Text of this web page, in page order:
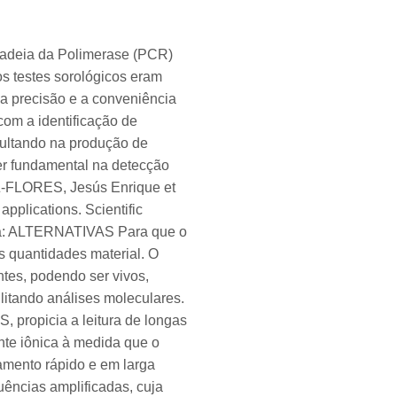
da Polimerase (PCR)
testes sorológicos eram
precisão e a conveniência
a identificação de
na produção de
fundamental na detecção
FLORES, Jesús Enrique et
Scientific
ALTERNATIVAS Para que o
quantidades material. O
podendo ser vivos,
análises moleculares.
propicia a leitura de longas
iônica à medida que o
rápido e em larga
amplificadas, cuja